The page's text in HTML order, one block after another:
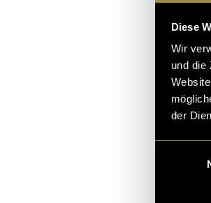
Diese
Wir
und die
der